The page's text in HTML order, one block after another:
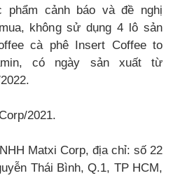
phẩm cảnh báo và đề nghị
không sử dụng 4 lô sản
cà phê Insert Coffee to
có ngày sản xuất từ
2021.
Matxi Corp, địa chỉ: số 22
Thái Bình, Q.1, TP HCM,